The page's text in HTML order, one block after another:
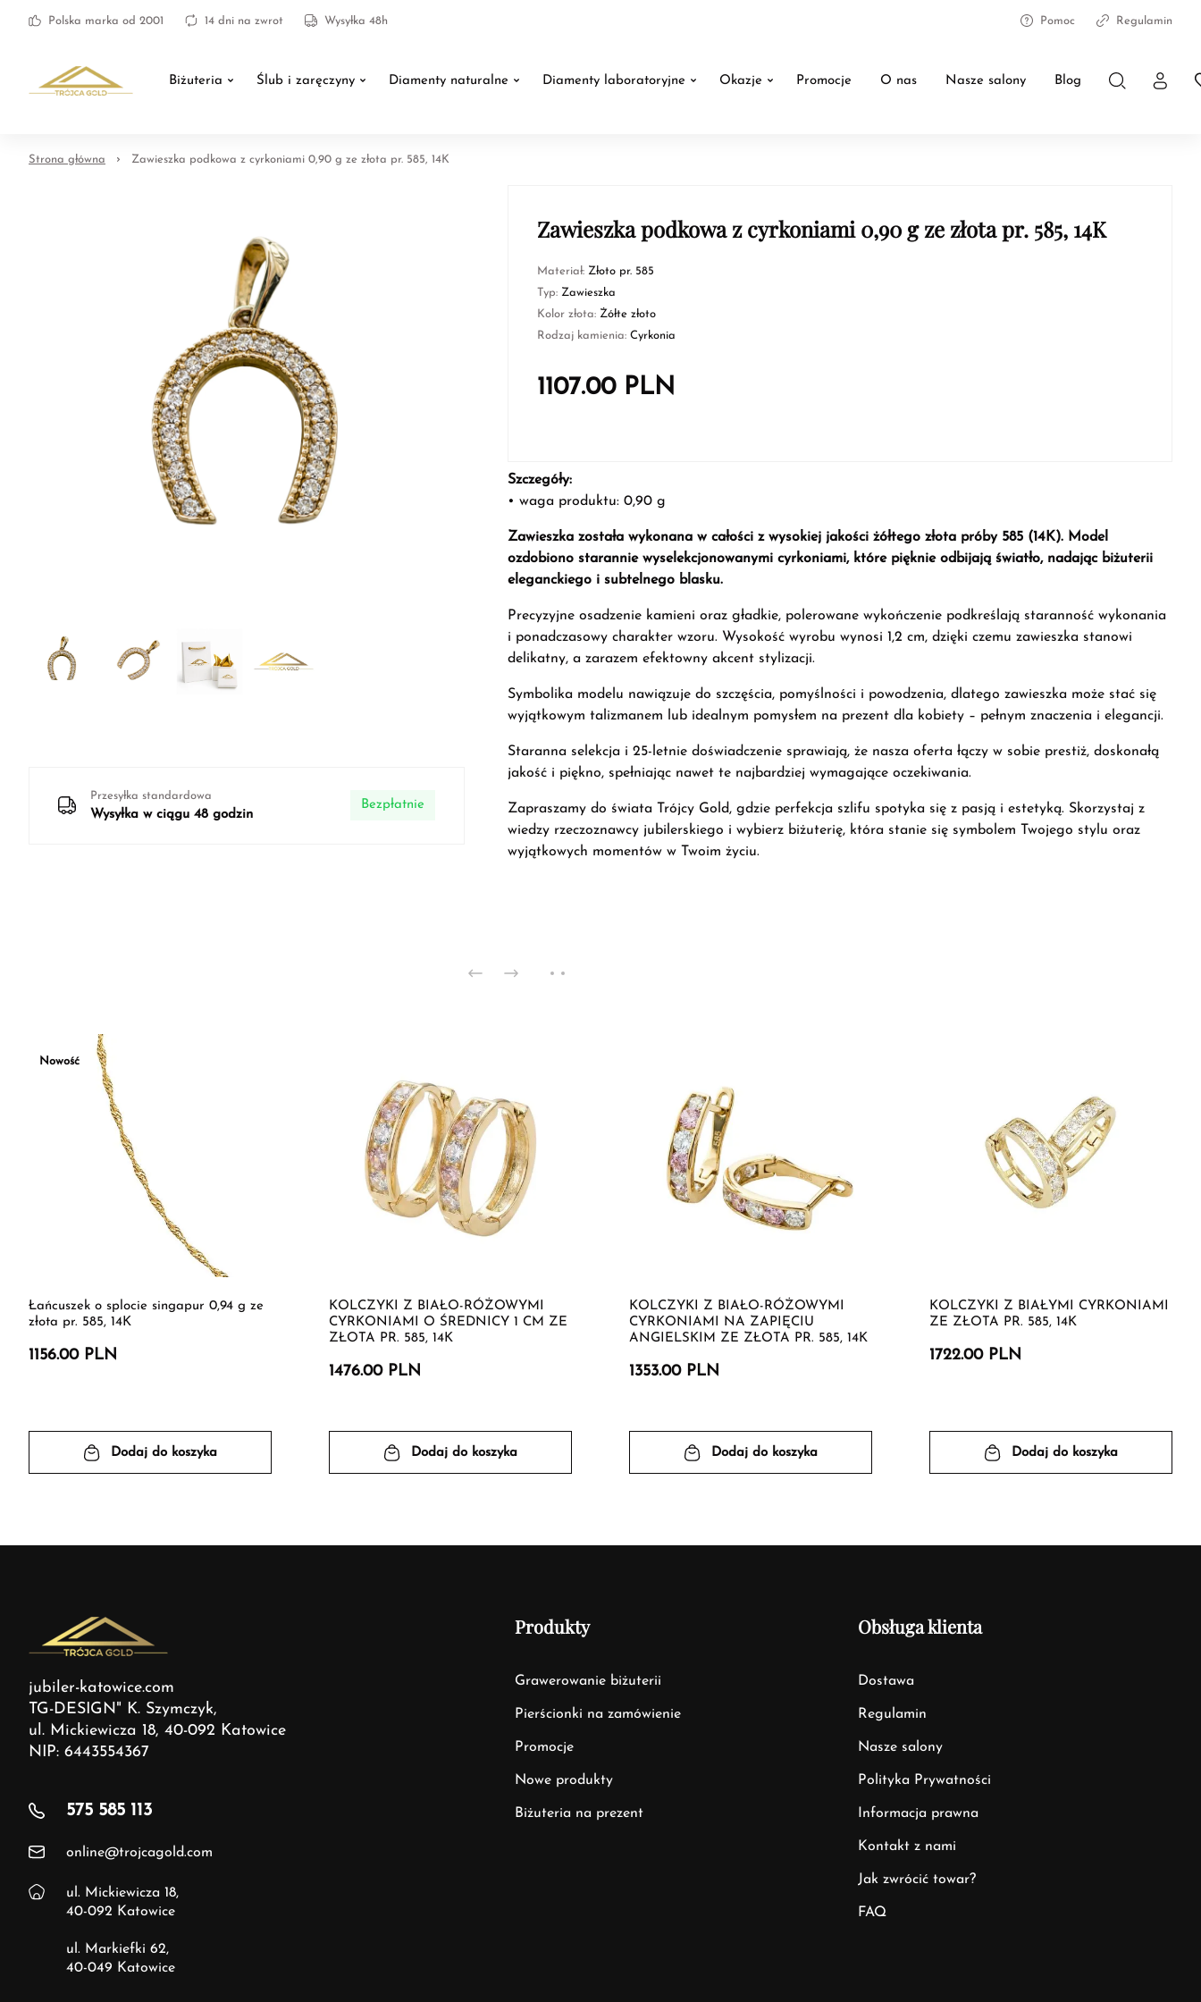
Polska marka od 2001 14 dni na zwrot Wysyłka 48h Pomoc Regulamin
Biżuteria Ślub i zaręczyny Diamenty naturalne Diamenty laboratoryjne Okazje Promocje O nas Nasze salony Blog
Strona główna Zawieszka podkowa z cyrkoniami 0,90 g ze złota pr. 585, 14K
Przesyłka standardowa
Wysyłka w ciągu 48 godzin
Bezpłatnie
Zawieszka podkowa z cyrkoniami 0,90 g ze złota pr. 585, 14K
Materiał: Złoto pr. 585
Typ: Zawieszka
Kolor złota: Żółte złoto
Rodzaj kamienia: Cyrkonia
1107.00PLN
Szczegóły:
• waga produktu: 0,90 g
Zawieszka została wykonana w całości z wysokiej jakości żółtego złota próby 585 (14K). Model
ozdobiono starannie wyselekcjonowanymi cyrkoniami, które pięknie odbijają światło, nadając biżuterii
eleganckiego i subtelnego blasku.
Precyzyjne osadzenie kamieni oraz gładkie, polerowane wykończenie podkreślają staranność wykonania
i ponadczasowy charakter wzoru. Wysokość wyrobu wynosi 1,2 cm, dzięki czemu zawieszka stanowi
delikatny, a zarazem efektowny akcent stylizacji.
Symbolika modelu nawiązuje do szczęścia, pomyślności i powodzenia, dlatego zawieszka może stać się
wyjątkowym talizmanem lub idealnym pomysłem na prezent dla kobiety – pełnym znaczenia i elegancji.
Staranna selekcja i 25-letnie doświadczenie sprawiają, że nasza oferta łączy w sobie prestiż, doskonałą
jakość i piękno, spełniając nawet te najbardziej wymagające oczekiwania.
Zapraszamy do świata Trójcy Gold, gdzie perfekcja szlifu spotyka się z pasją i estetyką. Skorzystaj z
wiedzy rzeczoznawcy jubilerskiego i wybierz biżuterię, która stanie się symbolem Twojego stylu oraz
wyjątkowych momentów w Twoim życiu.
Nowość
Łańcuszek o splocie singapur 0,94 g ze
złota pr. 585, 14K
1156.00 PLN
Dodaj do koszyka
KOLCZYKI Z BIAŁO-RÓŻOWYMI
CYRKONIAMI O ŚREDNICY 1 CM ZE
ZŁOTA PR. 585, 14K
1476.00 PLN
Dodaj do koszyka
KOLCZYKI Z BIAŁO-RÓŻOWYMI
CYRKONIAMI NA ZAPIĘCIU
ANGIELSKIM ZE ZŁOTA PR. 585, 14K
1353.00 PLN
Dodaj do koszyka
KOLCZYKI Z BIAŁYMI CYRKONIAMI
ZE ZŁOTA PR. 585, 14K
1722.00 PLN
Dodaj do koszyka
jubiler-katowice.com
TG-DESIGN" K. Szymczyk,
ul. Mickiewicza 18, 40-092 Katowice
NIP: 6443554367
575 585 113
online@trojcagold.com
ul. Mickiewicza 18,
40-092 Katowice
ul. Markiefki 62,
40-049 Katowice
Produkty
Grawerowanie biżuterii
Pierścionki na zamówienie
Promocje
Nowe produkty
Biżuteria na prezent
Obsługa klienta
Dostawa
Regulamin
Nasze salony
Polityka Prywatności
Informacja prawna
Kontakt z nami
Jak zwrócić towar?
FAQ